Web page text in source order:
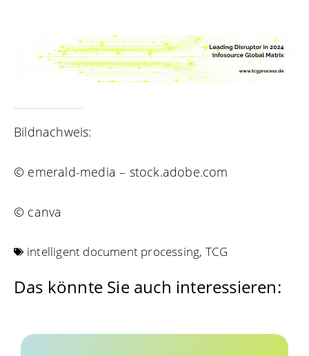
Bildnachweis:
© emerald-media – stock.adobe.com
© canva
intelligent document processing, TCG
Das könnte Sie auch interessieren: